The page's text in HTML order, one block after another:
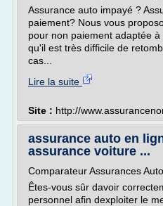
Assurance auto impayé ?
paiement? Nous vous
pour non paiement adaptée
qu'il est très difficile de
cas...
Lire la suite
Site : http://
assurance auto en
assurance voiture ...
Comparateur Assurances
Êtes-vous sûr davoir
personnel afin dexploiter le